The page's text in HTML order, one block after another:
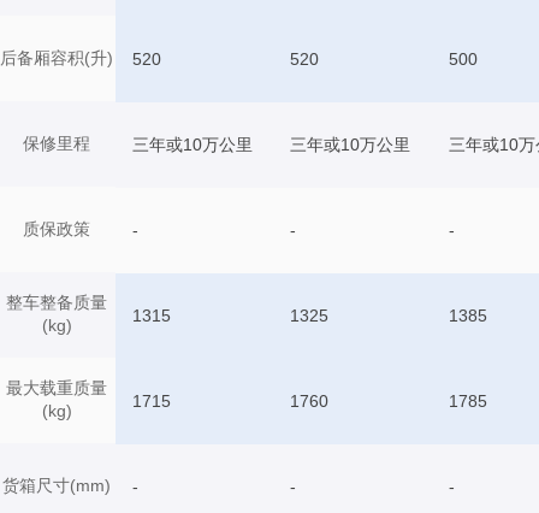
后备厢容积(升)
保修里程
质保政策
整车整备质量
(kg)
最大载重质量
(kg)
货箱尺寸(mm)
520 520 500
三年或10万公里 三年或10万公里 三年或10万
- - -
1315 1325 1385
1715 1760 1785
- - -